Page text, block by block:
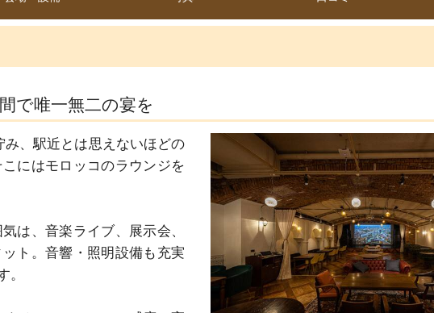
で唯一無二の宴を
、駅近とは思えないほどの
にはモロッコのラウンジを
は、音楽ライブ、展示会、
ト。音響・照明設備も充実
。